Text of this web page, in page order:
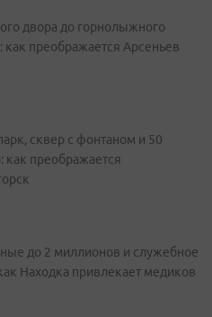
двора до горнолыжного
как преображается Арсеньев
сквер с фонтаном и 50
как преображается
до 2 миллионов и служебное
Находка привлекает медиков